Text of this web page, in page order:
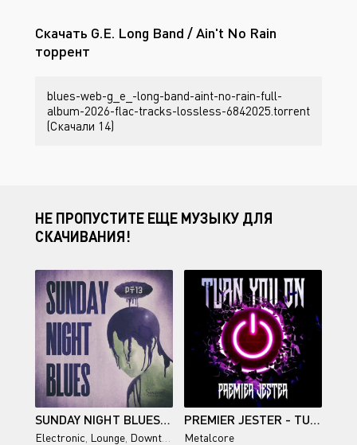
Скачать G.E. Long Band / Ain't No Rain
торрент
blues-web-g_e_-long-band-aint-no-rain-full-
album-2026-flac-tracks-lossless-6842025.torrent
(Скачали 14)
НЕ ПРОПУСТИТЕ ЕЩЕ МУЗЫКУ ДЛЯ
СКАЧИВАНИЯ!
SUNDAY NIGHT BLUES, PT.13
Electronic Lounge Downtempo ,Chillout
PREMIER JESTER - TURN YOU ON
Metalcore